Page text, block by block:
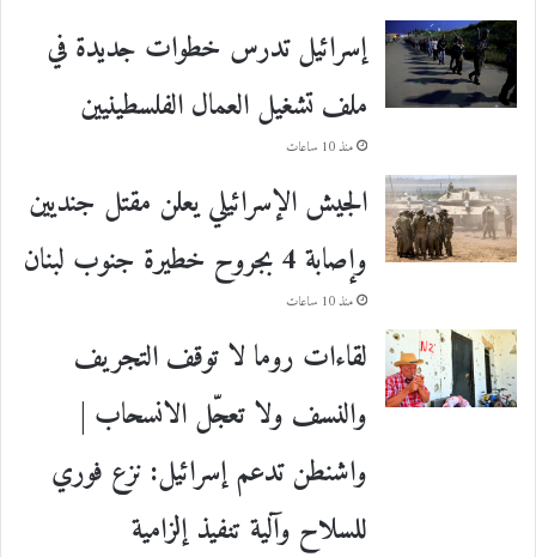
إسرائيل تدرس خطوات جديدة في
ملف تشغيل العمال الفلسطينيين
منذ 10 ساعات
الجيش الإسرائيلي يعلن مقتل جنديين
وإصابة 4 بجروح خطيرة جنوب لبنان
منذ 10 ساعات
لقاءات روما لا توقف التجريف
والنسف ولا تعجّل الانسحاب |
واشنطن تدعم إسرائيل: نزع فوري
للسلاح وآلية تنفيذ إلزامية